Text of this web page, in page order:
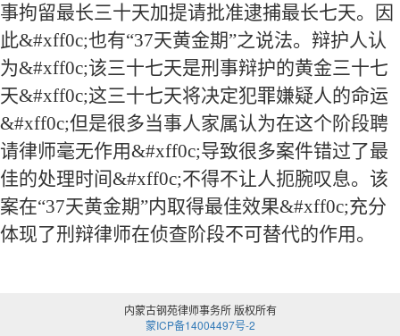
事拘留最长三十天加提请批准逮捕最长七天。
因
此&#xff0c;也有“37天黄金期”之说法。辩护人认
为&#xff0c;该三十七天是刑事辩护的黄金三十七
天&#xff0c;这三十七天将决定犯罪嫌疑人的命运
&#xff0c;但是很多当事人家属认为在这个阶段聘
请律师毫无作用&#xff0c;导致很多案件错过了最
佳的处理时间&#xff0c;不得不让人扼腕叹息。该
案在“37天黄金期”内取得最佳效果&#xff0c;充分
体现了刑辩律师在侦查阶段不可替代的作用。
内蒙古钢苑律师事务所 版权所有
蒙ICP备14004497号-2